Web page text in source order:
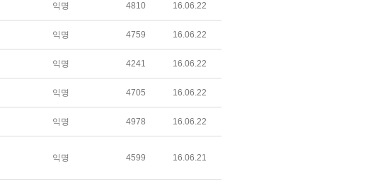
익명 4810 16.06.22
익명 4759 16.06.22
익명 4241 16.06.22
익명 4705 16.06.22
익명 4978 16.06.22
익명 4599 16.06.21